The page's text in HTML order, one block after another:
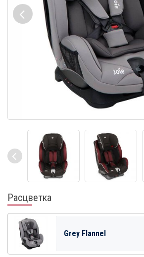
Расцветка
Grey Flannel